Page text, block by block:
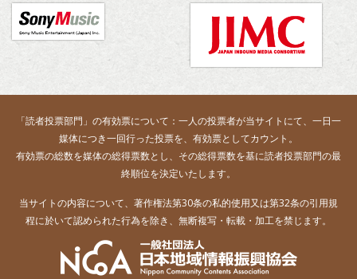
「読者投票部門」の有効票について：一人の投票者が当サイトにて、一日一
媒体につき一回行った投票を、有効票としてカウント。
有効票の総数を媒体の総得票数とし、その総得票数を基に読者投票部門の最
終順位を決定いたします。
当サイトの内容について、著作権法第30条の私的使用又は第32条の引用規
程に於いて認められた行為を除き、無断複写・転載・加工を禁じます。